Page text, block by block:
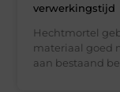
verwerkingstijd
Hechtmortel
materiaal goed
aan bestaand